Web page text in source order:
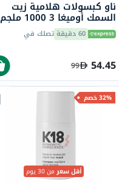
ناو كبسولات هلامية زيت
السمك أوميغا 3 1000 ملجم
180 EPA / 120 DHA حزمة من
100 60 دقيقة تصلك في
54.45
99
32% خصم
أقل سعرمن 30 يوم